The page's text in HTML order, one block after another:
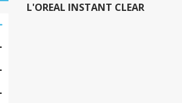
L'OREAL INSTANT CLEAR